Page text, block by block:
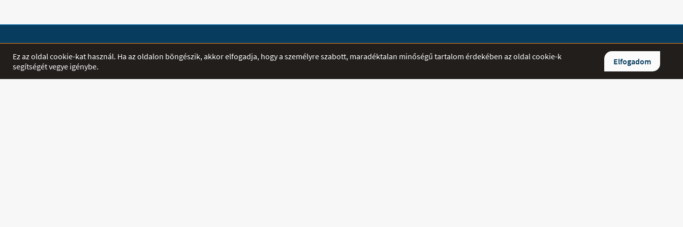
Ez az oldal cookie-kat használ. Ha az oldalon böngészik, akkor elfogadja, hogy a személyre szabott, maradéktalan minőségű tartalom érdekében az oldal cookie-k
segítségét vegye igénybe.
Elfogadom
SHOP
Termékek
Akciók
EGYÉB
Letöltés
ÁTVÉTELI PONTOK
Madách utca 12-14.
SEGÍTSÉG
hamarabb válaszolni.